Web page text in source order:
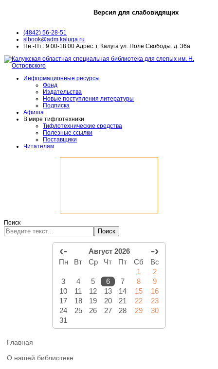
Версия для слабовидящих
(4842) 56-28-51
slbook@adm.kaluga.ru
Пн.-Пт.: 9.00-18.00 Адрес: г. Калуга ул. Поле Свободы. д. 36а
Информационные ресурсы
Фонд
Издательства
Новые поступления литературы
Подписка
Афиша
В мире тифлотехники
Тифлотехнические средства
Полезные ссылки
Поставщики
Читателям
Поиск
Поиск
‹- Август 2026 -›
Пн Вт Ср Чт Пт Сб
Вс
1
2
3
4 5 6 7 8
9
10
11 12 13 14 15
16
17
18 19 20 21 22
23
24
25 26 27 28 29
30
31
Главная
О нашей библиотеке